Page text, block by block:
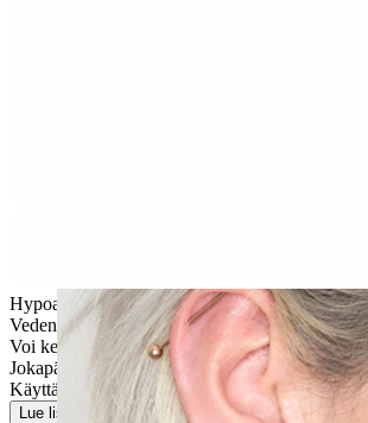
Hypoallergeeninen
Vedenkestävä
Voi kestää eliniän
Jokapäiväiseen käyttöön
Käyttäjäystävällinen
Lue lisää